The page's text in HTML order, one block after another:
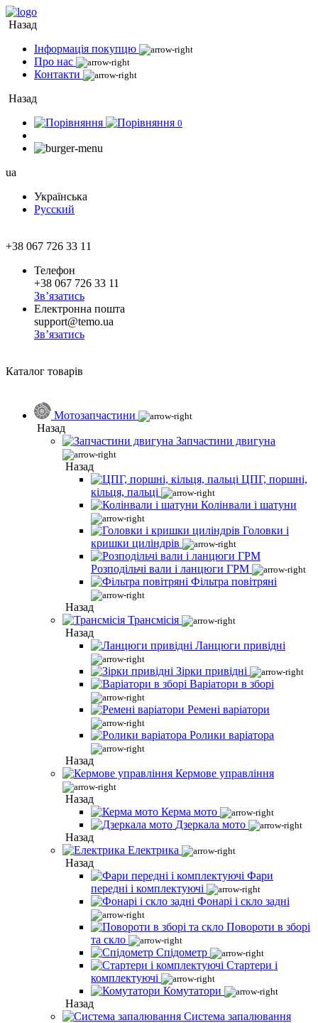
Назад
Інформація покупцю
Про нас
Контакти
Назад
0
ua
Українська
Русский
+38 067 726 33 11
Телефон
+38 067 726 33 11
Зв’язатись
Електронна пошта
support@temo.ua
Зв’язатись
Каталог товарів
Мотозапчастини
Назад
Запчастини двигуна
Назад
ЦПГ, поршні,
кільця, пальці
Колінвали і шатуни
Головки і
кришки циліндрів
Розподільчі вали і ланцюги ГРМ
Фільтра повітряні
Назад
Трансмісія
Назад
Ланцюги привідні
Зірки привідні
Варіатори в зборі
Ремені варіатори
Ролики варіатора
Назад
Кермове управління
Назад
Керма мото
Дзеркала мото
Назад
Електрика
Назад
Фари
передні і комплектуючі
Фонарі і скло задні
Повороти в зборі
та скло
Спідометр
Стартери і
комплектуючі
Комутатори
Назад
Система запалювання